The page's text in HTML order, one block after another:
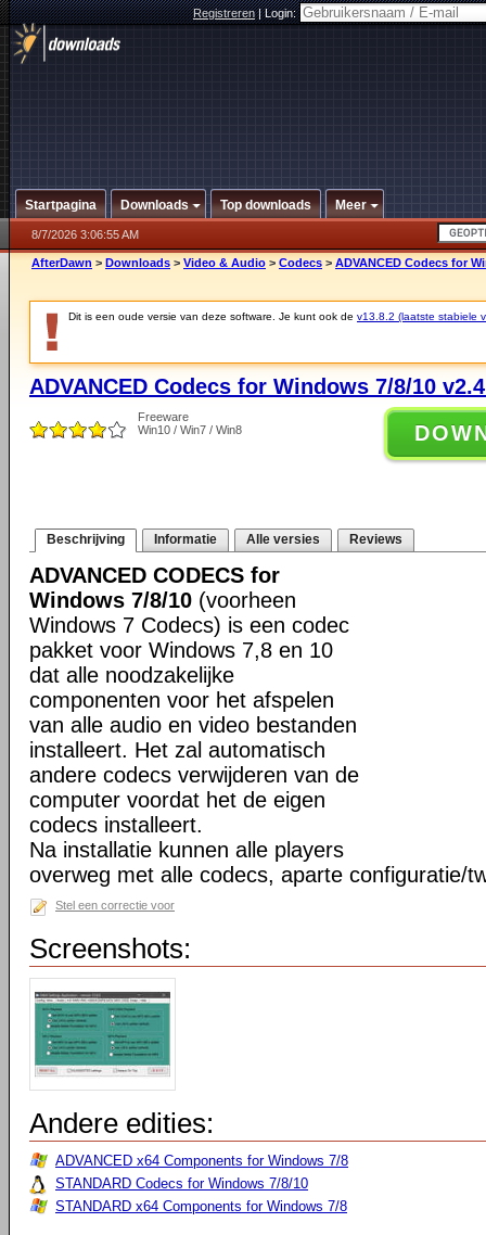
Registreren|Login:
Startpagina Downloads Top downloads Meer
8/7/2026 3:06:55 AM
AfterDawn > Downloads > Video & Audio > Codecs > ADVANCED Codecs for
Dit is een oude versie van deze software. Je kunt ook de v13.8.2 (laatste stabiele
ADVANCED Codecs for Windows 7/8/10
Freeware
Win10 / Win7 / Win8
Beschrijving Informatie Alle versies Reviews
ADVANCED CODECS for
Windows 7/8/10 (voorheen
Windows 7 Codecs) is een codec
pakket voor Windows 7,8 en 10
dat alle noodzakelijke
componenten voor het afspelen
van alle audio en video bestanden
installeert. Het zal automatisch
andere codecs verwijderen van de
computer voordat het de eigen
codecs installeert.
Na installatie kunnen alle players
overweg met alle codecs, aparte configuratie/
Stel een correctie voor
Screenshots:
Andere edities:
ADVANCED x64 Components for Windows 7/8
STANDARD Codecs for Windows 7/8/10
STANDARD x64 Components for Windows 7/8